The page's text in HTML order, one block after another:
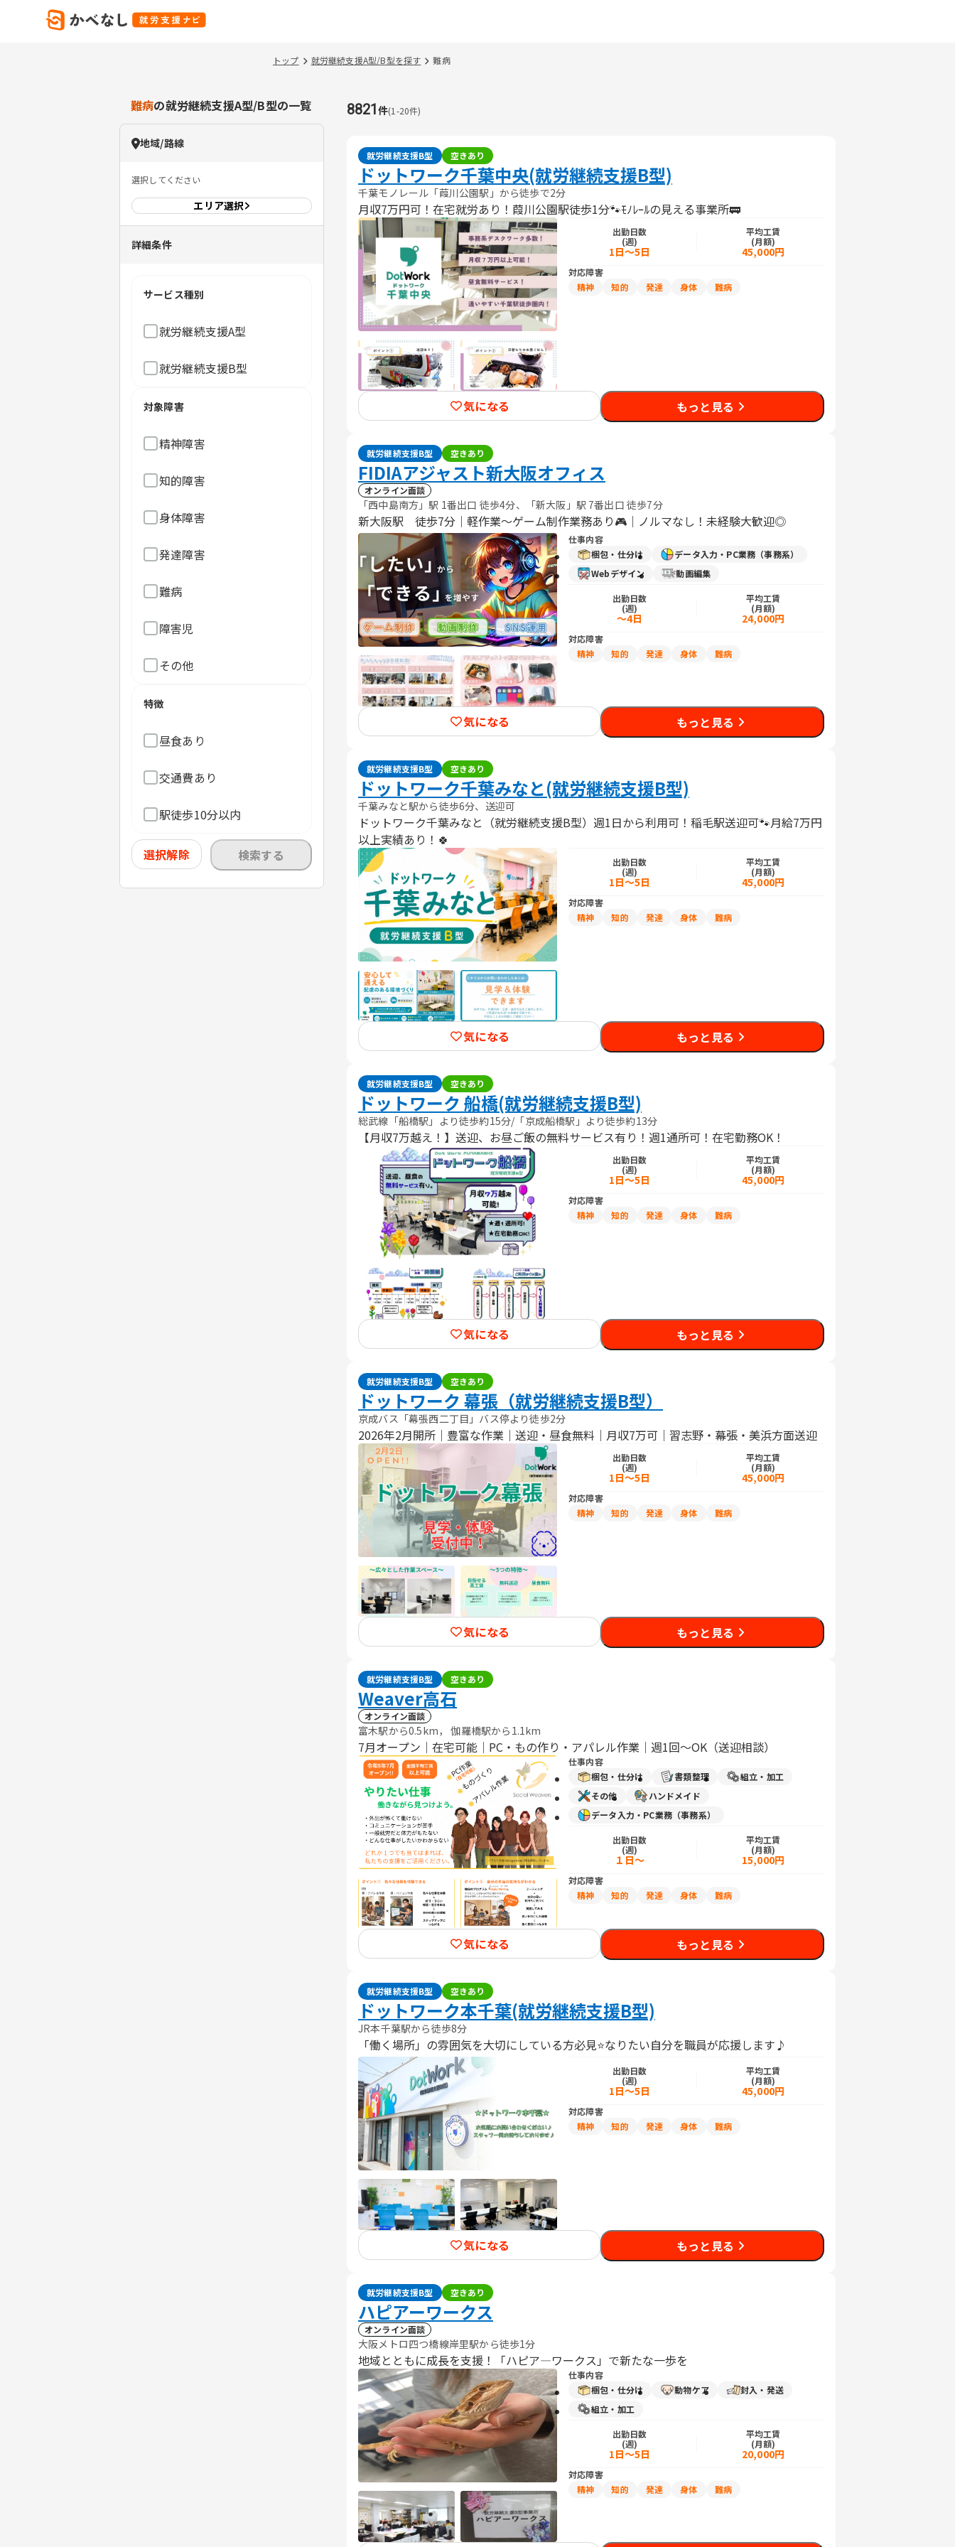
トップ 就労継続支援A型/B型を探す 難病
難病の就労継続支援A型/B型の一覧
地域/路線
選択してください
エリア選択
詳細条件
サービス種別
就労継続支援A型
就労継続支援B型
対象障害
精神障害
知的障害
身体障害
発達障害
難病
障害児
その他
特徴
昼食あり
交通費あり
駅徒歩10分以内
選択解除 検索する
8821 件(1 -20件)
就労継続支援B型 空きあり
ドットワーク千葉中央(就労継続支援B型)
千葉モノレール「葭川公園駅」から徒歩で2分
月収7万円可！在宅就労あり！葭川公園駅徒歩1分🐾ﾓﾉﾚｰﾙの見える事業所🚃
出勤日数
(週)
1日～5日
平均工賃
(月額)
45,000円
対応障害
精神
知的 発達 身体 難病
気になる もっと見る
就労継続支援B型 空きあり
FIDIAアジャスト新大阪オフィス
オンライン面談
「西中島南方」駅 1番出口 徒歩4分、「新大阪」駅 7番出口 徒歩7分
新大阪駅 徒歩7分｜軽作業～ゲーム制作業務あり🎮｜ノルマなし！未経験大歓迎◎
仕事内容
梱包・仕分け
データ入力・PC業務（事務系）
Webデザイン
動画編集
出勤日数
(週)
～4日
平均工賃
(月額)
24,000円
対応障害
精神
知的 発達 身体 難病
気になる もっと見る
就労継続支援B型 空きあり
ドットワーク千葉みなと(就労継続支援B型)
千葉みなと駅から徒歩6分、送迎可
ドットワーク千葉みなと（就労継続支援B型）週1日から利用可！稲毛駅送迎可🐾月給7万円
以上実績あり！🍀
出勤日数
(週)
1日～5日
平均工賃
(月額)
45,000円
対応障害
精神
知的 発達 身体 難病
気になる もっと見る
就労継続支援B型 空きあり
ドットワーク 船橋(就労継続支援B型)
総武線「船橋駅」より徒歩約15分/「京成船橋駅」より徒歩約13分
【月収7万越え！】送迎、お昼ご飯の無料サービス有り！週1通所可！在宅勤務OK！
出勤日数
(週)
1日～5日
平均工賃
(月額)
45,000円
対応障害
精神
知的 発達 身体 難病
気になる もっと見る
就労継続支援B型 空きあり
ドットワーク 幕張（就労継続支援B型）
京成バス「幕張西二丁目」バス停より徒歩2分
2026年2月開所｜豊富な作業｜送迎・昼食無料｜月収7万可｜習志野・幕張・美浜方面送迎
出勤日数
(週)
1日～5日
平均工賃
(月額)
45,000円
対応障害
精神
知的 発達 身体 難病
気になる もっと見る
就労継続支援B型 空きあり
Weaver高石
オンライン面談
富木駅から0.5km， 伽羅橋駅から1.1km
7月オープン｜在宅可能｜PC・もの作り・アパレル作業｜週1回〜OK（送迎相談）
仕事内容
梱包・仕分け
書類整理
組立・加工
その他
ハンドメイド
データ入力・PC業務（事務系）
出勤日数
(週)
１日～
平均工賃
(月額)
15,000円
対応障害
精神
知的 発達 身体 難病
気になる もっと見る
就労継続支援B型 空きあり
ドットワーク本千葉(就労継続支援B型)
JR本千葉駅から徒歩8分
「働く場所」の雰囲気を大切にしている方必見⭐なりたい自分を職員が応援します♪
出勤日数
(週)
1日～5日
平均工賃
(月額)
45,000円
対応障害
精神
知的 発達 身体 難病
気になる もっと見る
就労継続支援B型 空きあり
ハピアーワークス
オンライン面談
大阪メトロ四つ橋線岸里駅から徒歩1分
地域とともに成長を支援！「ハピア―ワークス」で新たな一歩を
仕事内容
梱包・仕分け
動物ケア
封入・発送
組立・加工
出勤日数
(週)
1日～5日
平均工賃
(月額)
20,000円
対応障害
精神
知的 発達 身体 難病